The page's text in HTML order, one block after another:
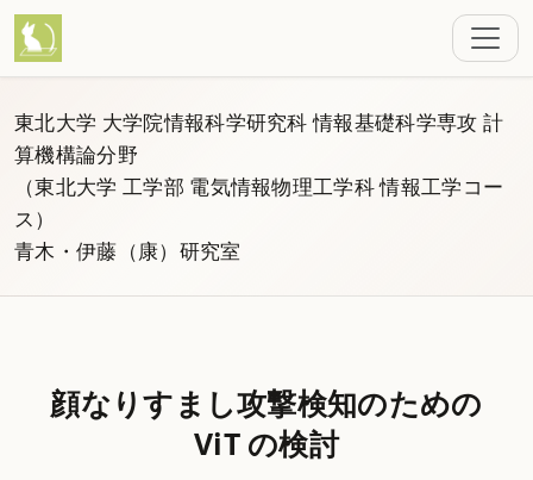
東北大学 大学院情報科学研究科 情報基礎科学専攻 計
算機構論分野
（東北大学 工学部 電気情報物理工学科 情報工学コー
ス）
青木・伊藤（康）研究室
顔なりすまし攻撃検知のための
ViT の検討